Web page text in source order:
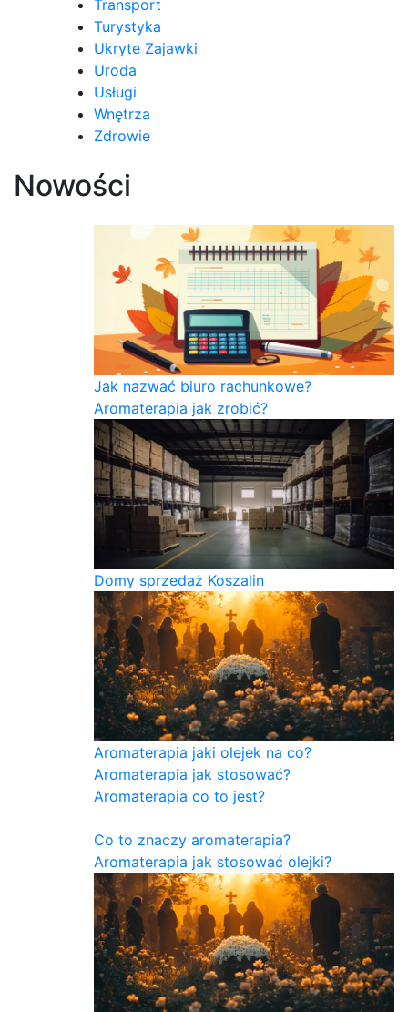
Transport
Turystyka
Ukryte Zajawki
Uroda
Usługi
Wnętrza
Zdrowie
Nowości
Jak nazwać biuro rachunkowe?
Aromaterapia jak zrobić?
Domy sprzedaż Koszalin
Aromaterapia jaki olejek na co?
Aromaterapia jak stosować?
Aromaterapia co to jest?
Co to znaczy aromaterapia?
Aromaterapia jak stosować olejki?